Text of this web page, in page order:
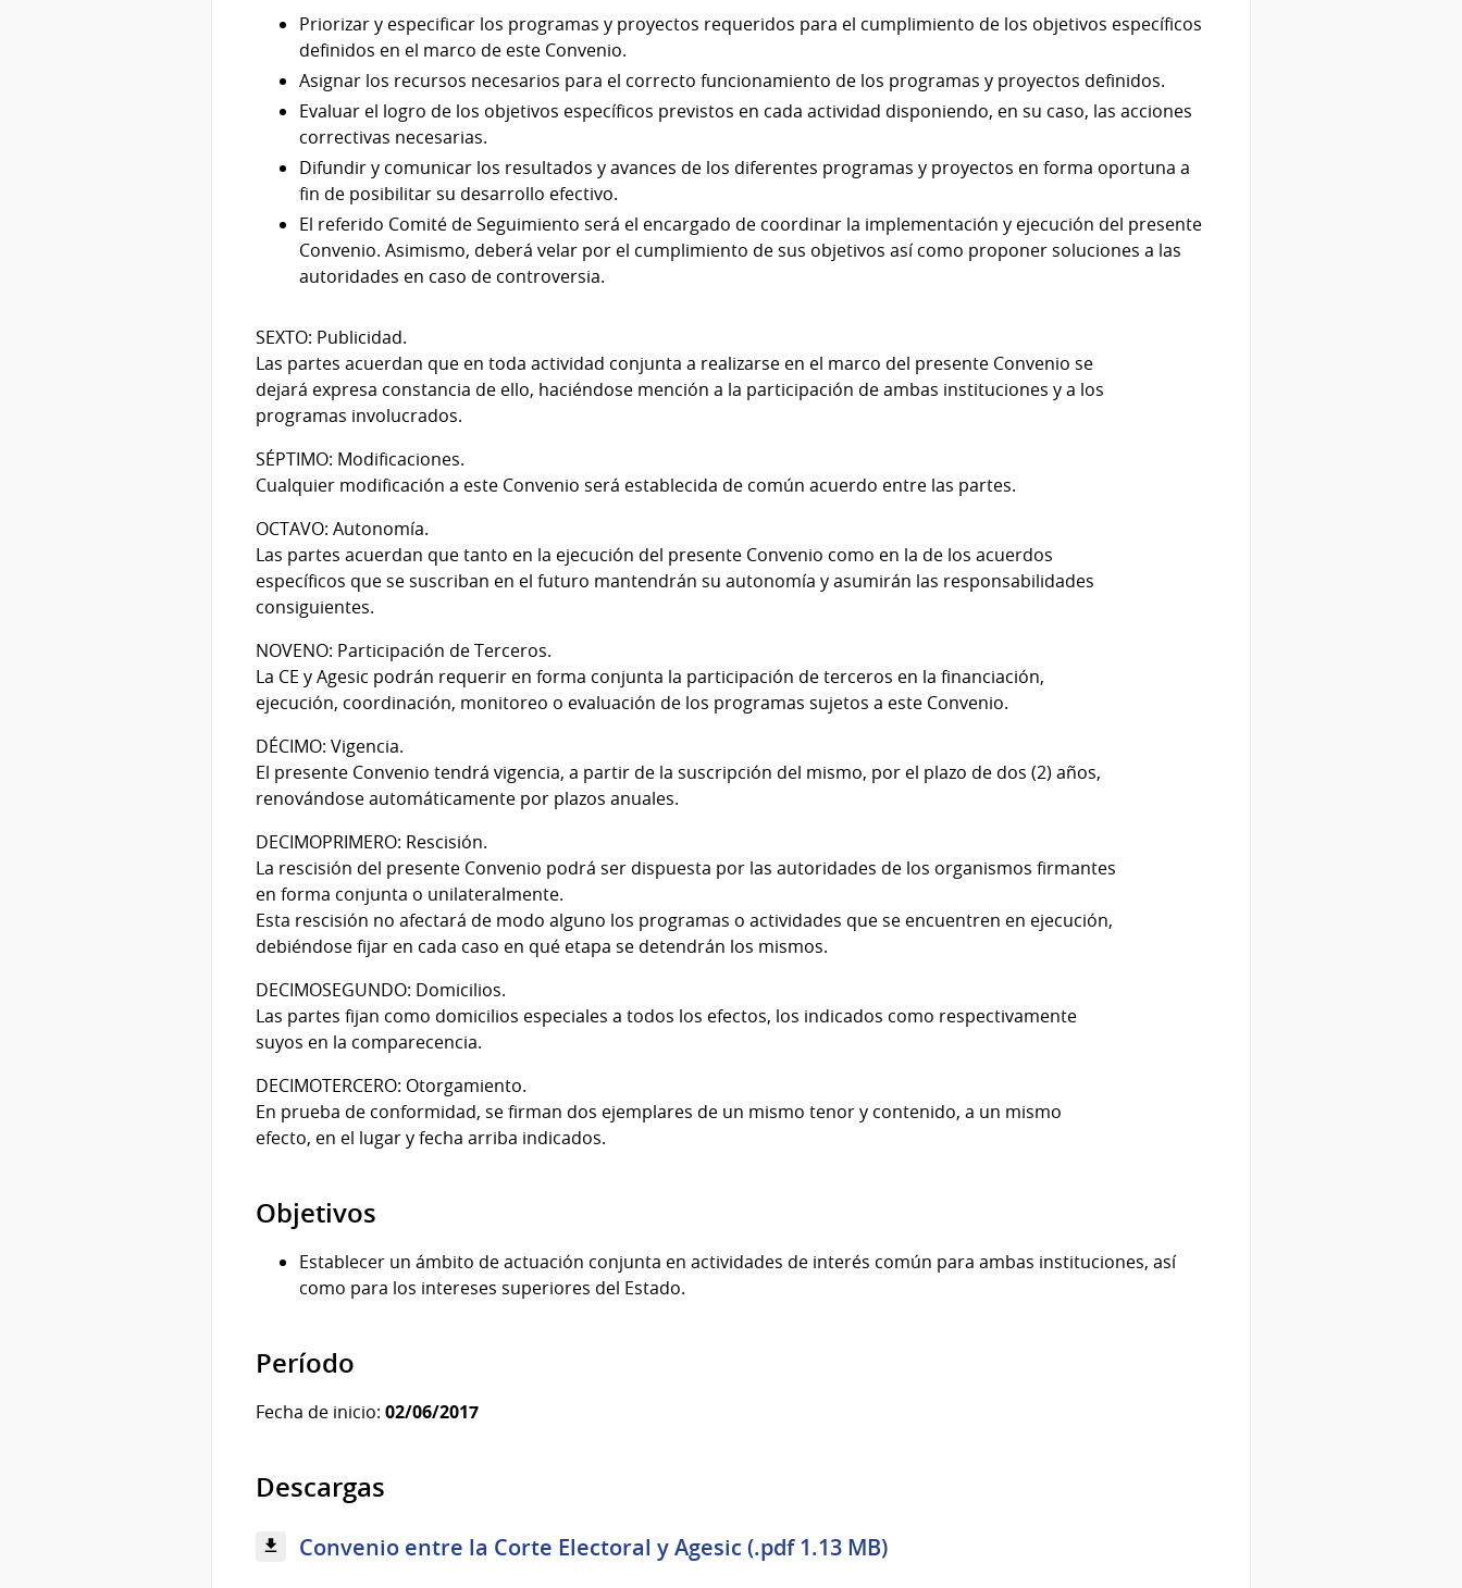
Priorizar y especificar los programas y proyectos requeridos para el cumplimiento de los objetivos específicos
definidos en el marco de este Convenio.
Asignar los recursos necesarios para el correcto funcionamiento de los programas y proyectos definidos.
Evaluar el logro de los objetivos específicos previstos en cada actividad disponiendo, en su caso, las acciones
correctivas necesarias.
Difundir y comunicar los resultados y avances de los diferentes programas y proyectos en forma oportuna a
fin de posibilitar su desarrollo efectivo.
El referido Comité de Seguimiento será el encargado de coordinar la implementación y ejecución del presente
Convenio. Asimismo, deberá velar por el cumplimiento de sus objetivos así como proponer soluciones a las
autoridades en caso de controversia.
SEXTO: Publicidad.
Las partes acuerdan que en toda actividad conjunta a realizarse en el marco del presente Convenio se
dejará expresa constancia de ello, haciéndose mención a la participación de ambas instituciones y a los
programas involucrados.
SÉPTIMO: Modificaciones.
Cualquier modificación a este Convenio será establecida de común acuerdo entre las partes.
OCTAVO: Autonomía.
Las partes acuerdan que tanto en la ejecución del presente Convenio como en la de los acuerdos
específicos que se suscriban en el futuro mantendrán su autonomía y asumirán las responsabilidades
consiguientes.
NOVENO: Participación de Terceros.
La CE y Agesic podrán requerir en forma conjunta la participación de terceros en la financiación,
ejecución, coordinación, monitoreo o evaluación de los programas sujetos a este Convenio.
DÉCIMO: Vigencia.
El presente Convenio tendrá vigencia, a partir de la suscripción del mismo, por el plazo de dos (2) años,
renovándose automáticamente por plazos anuales.
DECIMOPRIMERO: Rescisión.
La rescisión del presente Convenio podrá ser dispuesta por las autoridades de los organismos firmantes
en forma conjunta o unilateralmente.
Esta rescisión no afectará de modo alguno los programas o actividades que se encuentren en ejecución,
debiéndose fijar en cada caso en qué etapa se detendrán los mismos.
DECIMOSEGUNDO: Domicilios.
Las partes fijan como domicilios especiales a todos los efectos, los indicados como respectivamente
suyos en la comparecencia.
DECIMOTERCERO: Otorgamiento.
En prueba de conformidad, se firman dos ejemplares de un mismo tenor y contenido, a un mismo
efecto, en el lugar y fecha arriba indicados.
Objetivos
Establecer un ámbito de actuación conjunta en actividades de interés común para ambas instituciones, así
como para los intereses superiores del Estado.
Período
Fecha de inicio: 02/06/2017
Descargas
Convenio entre la Corte Electoral y Agesic (.pdf 1.13 MB)